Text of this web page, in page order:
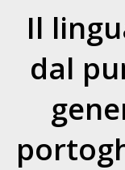
Il
dal